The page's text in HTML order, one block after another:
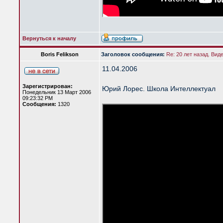
Вернуться к началу
Boris Felikson Заголовок сообщения: Re: 20 лет назад.
Зарегистрирован:
Понедельник 13 Март 2006
09:23:32 PM
Сообщения: 1320
11.04.2006
Юрий Лорес. Школа Интеллектуал